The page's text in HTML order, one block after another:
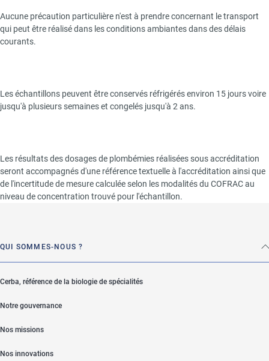
Aucune précaution particulière n'est à prendre concernant le transport
qui peut être réalisé dans les conditions ambiantes dans des délais
courants.
Les échantillons peuvent être conservés réfrigérés environ 15 jours voire
jusqu'à plusieurs semaines et congelés jusqu'à 2 ans.
Les résultats des dosages de plombémies réalisées sous accréditation
seront accompagnés d'une référence textuelle à l'accréditation ainsi que
de l'incertitude de mesure calculée selon les modalités du COFRAC au
niveau de concentration trouvé pour l'échantillon.
QUI SOMMES-NOUS ?
Cerba, référence de la biologie de spécialités
Notre gouvernance
Nos missions
Nos innovations